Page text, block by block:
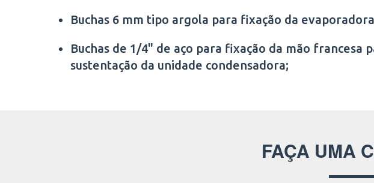
Buchas 6 mm tipo argola para fixação da
Buchas de 1/4" de aço para fixação da mão francesa
sustentação da unidade condensadora;
FAÇA UMA